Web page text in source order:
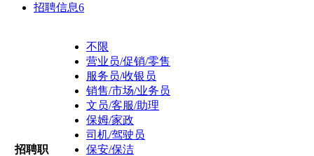
招聘信息6
招聘职
不限
营业员/促销/零售
服务员/收银员
销售/市场/业务员
文员/客服/助理
保姆/家政
司机/驾驶员
保安/保洁